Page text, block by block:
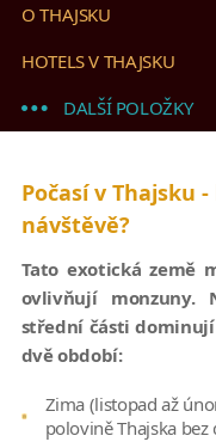
O THAJSKU
HOTELS V THAJSKU
DALŠÍ POLOŽKY
Počasí v Thajsku
návštěvě?
Tato exotická země
ovlivňují monzuny.
střední části
dvě období:
Zima (listopad až
polovině Thajska bez